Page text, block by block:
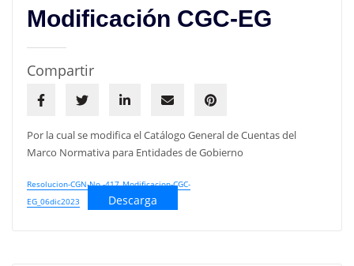
Modificación CGC-EG
Compartir
Por la cual se modifica el Catálogo General de Cuentas del
Marco Normativa para Entidades de Gobierno
Resolucion-CGN-No.-417_Modificacion-CGC-
EG_06dic2023
Descarga